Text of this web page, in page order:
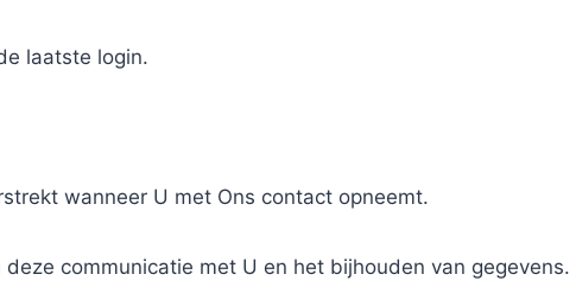
laatste login.
wanneer U met Ons contact opneemt.
communicatie met U en het bijhouden van gegevens.